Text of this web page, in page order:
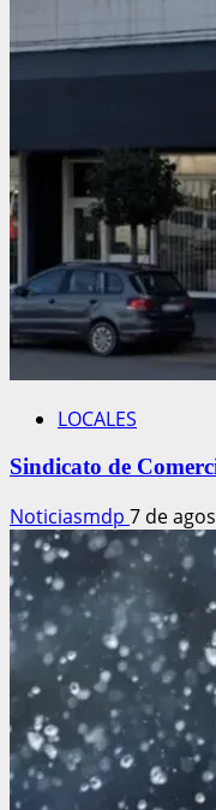
LOCALES
Sindicato de
Noticiasmdp 7 de